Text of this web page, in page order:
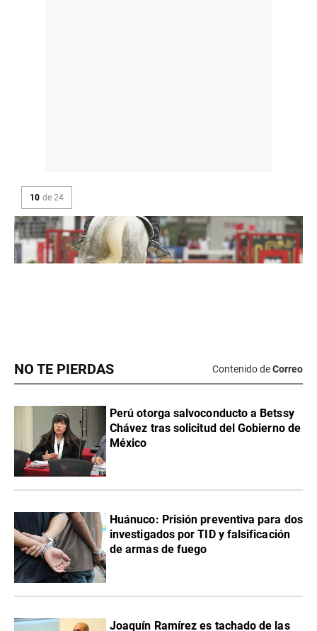
NO TE PIERDAS Contenido deCorreo
Perú otorga salvoconducto a Betssy
Chávez tras solicitud del Gobierno de
México
Huánuco: Prisión preventiva para dos
investigados por TID y falsificación
de armas de fuego
Joaquín Ramírez es tachado de las